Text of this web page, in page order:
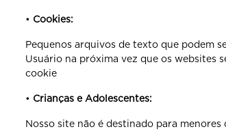
• Cookies:
Pequenos arquivos de texto que podem
Usuário na próxima vez que os websites
cookie
• Crianças e Adolescentes:
Nosso site não é destinado para menores